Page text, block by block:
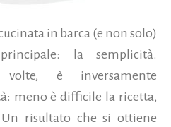
in barca (e non solo)
la semplicità.
è inversamente
meno è difficile la ricetta,
risultato che si ottiene